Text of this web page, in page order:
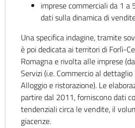
imprese commerciali da 1
dati sulla dinamica di
Una specifica indagine, tramite
è poi dedicata ai territori di Forlì-
Romagna e rivolta alle imprese
Servizi (i.e. Commercio al dettaglio
Alloggio e ristorazione). Le
partire dal 2011, forniscono dati
tendenziali circa le vendite, il
giacenze.